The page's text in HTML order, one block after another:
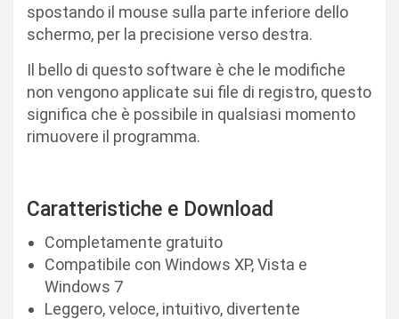
spostando il mouse sulla parte inferiore dello
schermo, per la precisione verso destra.
Il bello di questo software è che le modifiche
non vengono applicate sui file di registro, questo
significa che è possibile in qualsiasi momento
rimuovere il programma.
Caratteristiche e Download
Completamente gratuito
Compatibile con Windows XP, Vista e
Windows 7
Leggero, veloce, intuitivo, divertente